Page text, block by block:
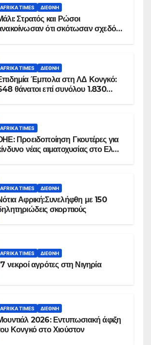
AFRIKA TIMES ΔΙΕΘΝΉ
Στρατός και Ρώσοι
ότι σκότωσαν σχεδόν
AFRIKA TIMES ΔΙΕΘΝΉ
Έμπολα στη ΛΔ Κονγκό:
θάνατοι επί συνόλου 1.830
AFRIKA TIMES
Προειδοποίηση Γκουτέρες για
νέας αιματοχυσίας στο Ελ
AFRIKA TIMES ΔΙΕΘΝΉ
Αφρική:Συνελήφθη με 150
σκορπιούς
AFRIKA TIMES ΔΙΕΘΝΉ
νεκροί αγρότες στη Νιγηρία
AFRIKA TIMES ΔΙΕΘΝΉ
2026: Εντυπωσιακή άφιξη
Κονγκό στο Χιούστον